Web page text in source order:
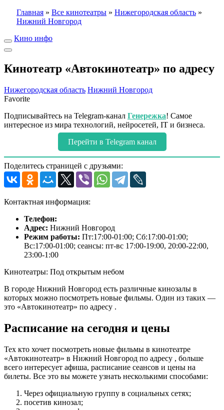
Главная » Все кинотеатры » Нижегородская область »
Нижний Новгород
Кино инфо
Кинотеатр «Автокинотеатр» по адресу
Нижегородская область Нижний Новгород
Favorite
Подписывайтесь на Telegram-канал Генережка! Самое
интересное из мира технологий, нейросетей, IT и бизнеса.
Перейти в Telegram канал
Поделитесь страницей с друзьями:
Контактная информация:
Телефон:
Адрес: Нижний Новгород
Режим работы: Пт:17:00-01:00; Сб:17:00-01:00;
Вс:17:00-01:00; сеансы: пт-вс 17:00-19:00, 20:00-22:00,
23:00-1:00
Кинотеатры: Под открытым небом
В городе Нижний Новгород есть различные кинозалы в
которых можно посмотреть новые фильмы. Один из таких —
это «Автокинотеатр» по адресу .
Расписание на сегодня и цены
Тех кто хочет посмотреть новые фильмы в кинотеатре
«Автокинотеатр» в Нижний Новгород по адресу , больше
всего интересует афиша, расписание сеансов и цены на
билеты. Все это вы можете узнать несколькими способами:
Через официальную группу в социальных сетях;
посетив кинозал;